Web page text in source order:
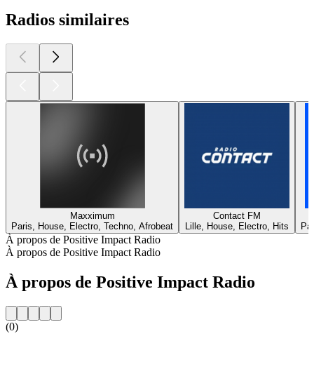
Radios similaires
Maxximum
Paris, House, Electro, Techno, Afrobeat
Contact FM
Lille, House, Electro, Hits
À propos de Positive Impact Radio
À propos de Positive Impact Radio
À propos de Positive Impact Radio
(0)